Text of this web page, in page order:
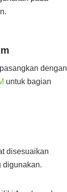
dengan
untuk bagian
disesuaikan
digunakan.